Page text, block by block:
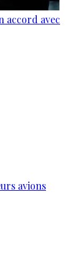
accord avec
avions